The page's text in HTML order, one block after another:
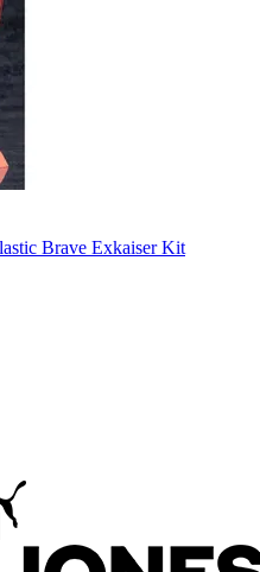
Brave Exkaiser Kit